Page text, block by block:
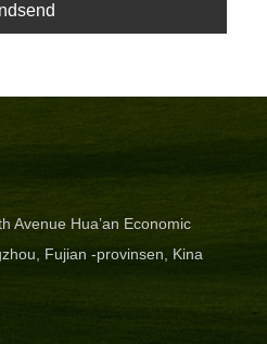
Indsend
Avenue Hua’an Economic
Fujian -provinsen, Kina